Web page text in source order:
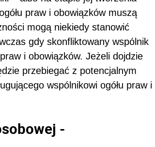
praw i obowiązków muszą
mogą niekiedy stanowić
gdy skonfliktowany wspólnik
i obowiązków. Jeżeli dojdzie
przebiegać z potencjalnym
wspólnikowi ogółu praw i
-